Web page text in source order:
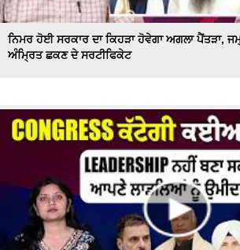
ਨਿਮਰ ਹੋਈ ਸਰਕਾਰ ਦਾ ਕਿਹੜਾ ਹੋਵੇਗਾ ਅਗਲਾ ਪੈਂਤੜਾ,
ਅੰਮ੍ਰਿਤ ਛਕਣ ਦੇ ਸਰਟੀਫਿਕੇਟ